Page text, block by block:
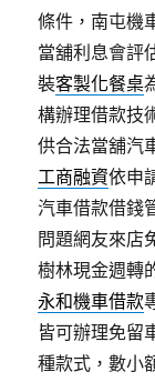
條件，南屯機
當舖利息會評
裝客製化餐桌
構辦理借款技
供合法當舖汽
工商融資依申
汽車借款借錢
問題網友來店
樹林現金週轉
永和機車借款
皆可辦理免留
種款式，數小